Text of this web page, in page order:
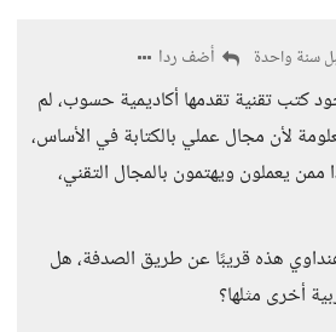
سنة واحدة أضف ردا
كتب تقنية تقدمها أكاديمية حسوب، لم
لأن مجال عملي بالكتابة في الأساس،
ممن يعملون ويهتمون بالمجال التقني،
هذه قريبًا عن طريق الصدفة، هل
أخرى مثلها؟